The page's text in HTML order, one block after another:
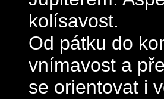
kolísavost.
Od pátku do
vnímavost a
se orientovat i